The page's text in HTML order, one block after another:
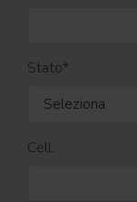
Stato*
Cell.